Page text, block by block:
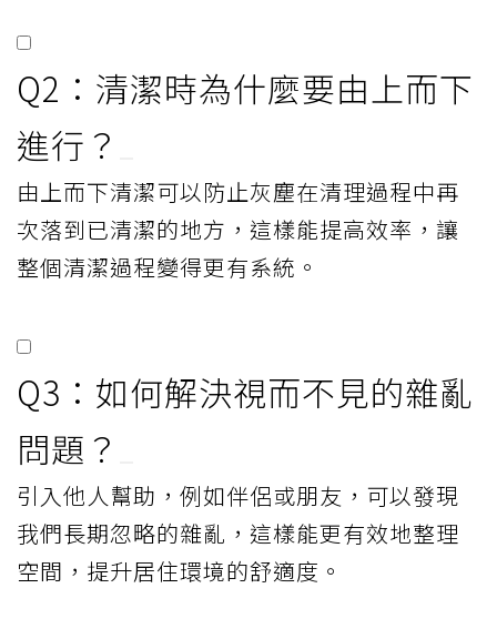
Q2：清潔時為什麼要由上而下
進行？
由上而下清潔可以防止灰塵在清理過程中再
次落到已清潔的地方，這樣能提高效率，讓
整個清潔過程變得更有系統。
Q3：如何解決視而不見的雜亂
問題？
引入他人幫助，例如伴侶或朋友，可以發現
我們長期忽略的雜亂，這樣能更有效地整理
空間，提升居住環境的舒適度。